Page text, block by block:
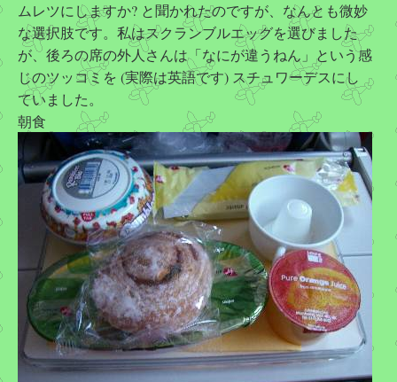
ムレツにしますか? と聞かれたのですが、なんとも微妙
な選択肢です。私はスクランブルエッグを選びました
が、後ろの席の外人さんは「なにが違うねん」という感
じのツッコミを (実際は英語です) スチュワーデスにし
ていました。
朝食